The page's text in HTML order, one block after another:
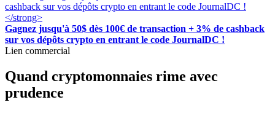
Gagnez jusqu'à 50$ dès 100€ de transaction + 3% de cashback
sur vos dépôts crypto en entrant le code JournalDC !
Lien commercial
Quand cryptomonnaies rime avec
prudence